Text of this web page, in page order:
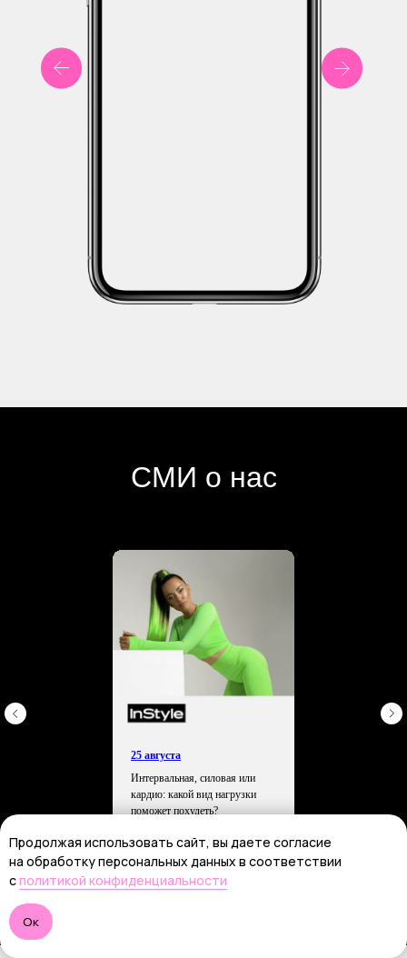
СМИ о нас
25 августа
Интервальная, силовая или
кардио: какой вид нагрузки
поможет похудеть?
подробнее
Продолжая использовать сайт, вы даете согласие
на обработку персональных данных в соответствии
сполитикой конфиденциальности
Ок